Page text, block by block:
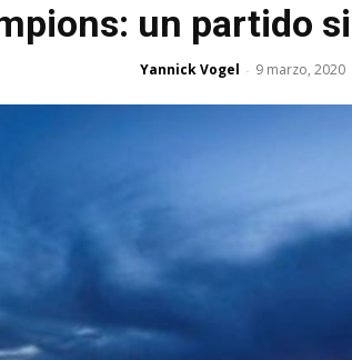
un partido
Yannick Vogel - 9 marzo, 2020